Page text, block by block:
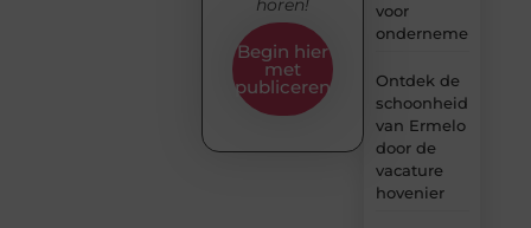
voor
ondernemers
Ontdek de
schoonheid
van Ermelo
door de
vacature
hovenier
horen!
Begin hier
met
publiceren